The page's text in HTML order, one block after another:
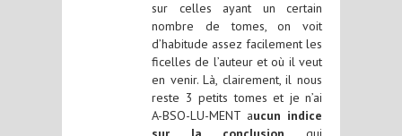
sur celles ayant un certain
nombre de tomes, on voit
d’habitude assez facilement les
ficelles de l’auteur et où il veut
en venir. Là, clairement, il nous
reste 3 petits tomes et je n’ai
A-BSO-LU-MENT aucun indice